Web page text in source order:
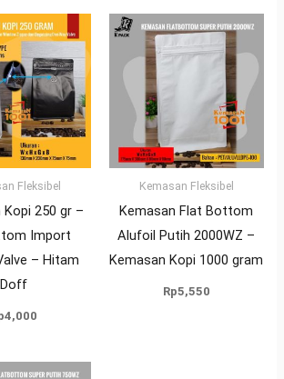
Fleksibel
Kopi 250 gr –
Import
– Hitam
Doff
4,000
Kemasan Fleksibel
Kemasan Flat Bottom
Alufoil Putih 2000WZ –
Kemasan Kopi 1000 gram
Rp5,550